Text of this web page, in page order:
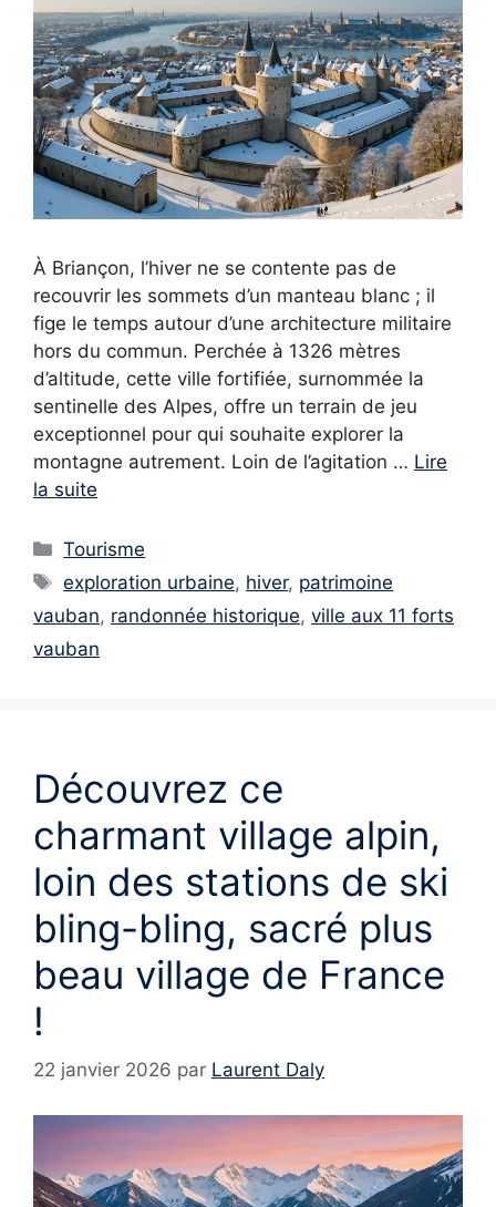
À Briançon, l’hiver ne se contente pas de
recouvrir les sommets d’un manteau blanc ; il
fige le temps autour d’une architecture militaire
hors du commun. Perchée à 1326 mètres
d’altitude, cette ville fortifiée, surnommée la
sentinelle des Alpes, offre un terrain de jeu
exceptionnel pour qui souhaite explorer la
montagne autrement. Loin de l’agitation … Lire
la suite
Catégories
Tourisme
Étiquettes
exploration urbaine, hiver, patrimoine
vauban, randonnée historique, ville aux 11 forts
vauban
Découvrez ce
charmant village alpin,
loin des stations de ski
bling-bling, sacré plus
beau village de France
!
22 janvier 2026 par Laurent Daly